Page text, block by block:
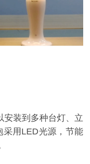
安装到多种台灯、立
采用LED光源，节能